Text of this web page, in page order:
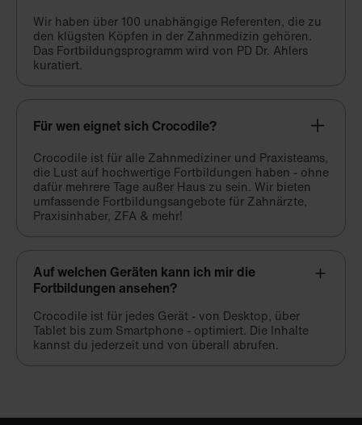
Wir haben über 100 unabhängige Referenten, die zu
den klügsten Köpfen in der Zahnmedizin gehören.
Das Fortbildungsprogramm wird von PD Dr. Ahlers
kuratiert.
Für wen eignet sich Crocodile?
Crocodile ist für alle Zahnmediziner und Praxisteams,
die Lust auf hochwertige Fortbildungen haben - ohne
dafür mehrere Tage außer Haus zu sein. Wir bieten
umfassende Fortbildungsangebote für Zahnärzte,
Praxisinhaber, ZFA & mehr!
Auf welchen Geräten kann ich mir die
Fortbildungen ansehen?
Crocodile ist für jedes Gerät - von Desktop, über
Tablet bis zum Smartphone - optimiert. Die Inhalte
kannst du jederzeit und von überall abrufen.